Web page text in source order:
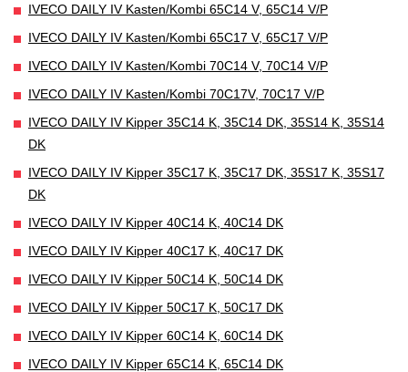
IVECO DAILY IV Kasten/Kombi 65C14 V, 65C14 V/P
IVECO DAILY IV Kasten/Kombi 65C17 V, 65C17 V/P
IVECO DAILY IV Kasten/Kombi 70C14 V, 70C14 V/P
IVECO DAILY IV Kasten/Kombi 70C17V, 70C17 V/P
IVECO DAILY IV Kipper 35C14 K, 35C14 DK, 35S14 K, 35S14
DK
IVECO DAILY IV Kipper 35C17 K, 35C17 DK, 35S17 K, 35S17
DK
IVECO DAILY IV Kipper 40C14 K, 40C14 DK
IVECO DAILY IV Kipper 40C17 K, 40C17 DK
IVECO DAILY IV Kipper 50C14 K, 50C14 DK
IVECO DAILY IV Kipper 50C17 K, 50C17 DK
IVECO DAILY IV Kipper 60C14 K, 60C14 DK
IVECO DAILY IV Kipper 65C14 K, 65C14 DK